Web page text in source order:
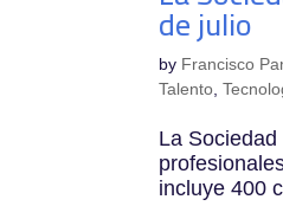
de julio
by Francisco
Talento ,
La
incluye 400